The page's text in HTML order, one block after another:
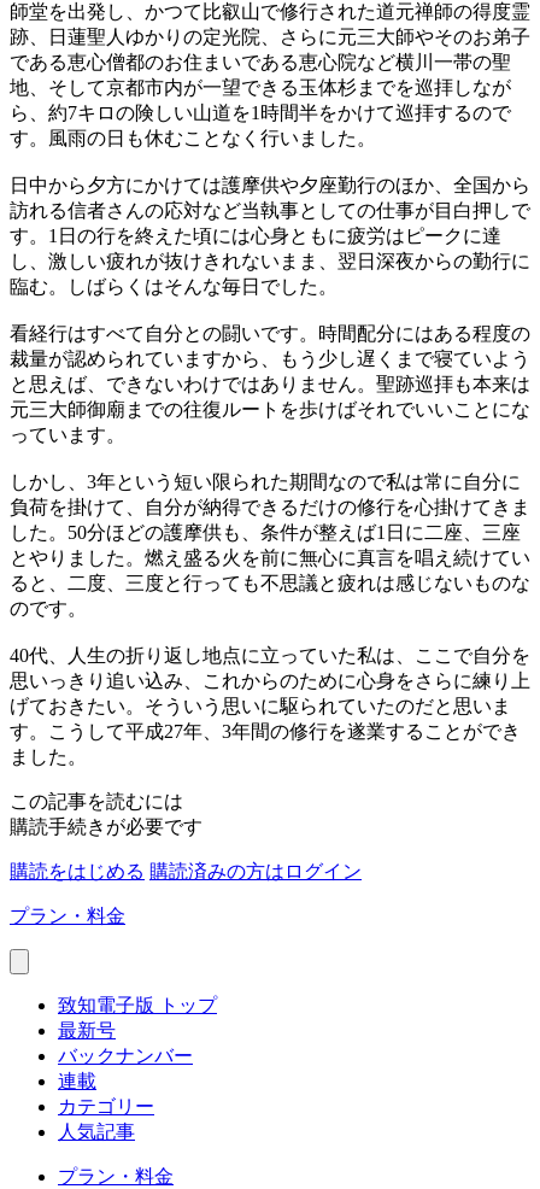
師堂を出発し、かつて比叡山で修行された道元禅師の得度霊
跡、日蓮聖人ゆかりの定光院、さらに元三大師やそのお弟子
である恵心僧都のお住まいである恵心院など横川一帯の聖
地、そして京都市内が一望できる玉体杉までを巡拝しなが
ら、約7キロの険しい山道を1時間半をかけて巡拝するので
す。風雨の日も休むことなく行いました。
日中から夕方にかけては護摩供や夕座勤行のほか、全国から
訪れる信者さんの応対など当執事としての仕事が目白押しで
す。1日の行を終えた頃には心身ともに疲労はピークに達
し、激しい疲れが抜けきれないまま、翌日深夜からの勤行に
臨む。しばらくはそんな毎日でした。
看経行はすべて自分との闘いです。時間配分にはある程度の
裁量が認められていますから、もう少し遅くまで寝ていよう
と思えば、できないわけではありません。聖跡巡拝も本来は
元三大師御廟までの往復ルートを歩けばそれでいいことにな
っています。
しかし、3年という短い限られた期間なので私は常に自分に
負荷を掛けて、自分が納得できるだけの修行を心掛けてきま
した。50分ほどの護摩供も、条件が整えば1日に二座、三座
とやりました。燃え盛る火を前に無心に真言を唱え続けてい
ると、二度、三度と行っても不思議と疲れは感じないものな
のです。
40代、人生の折り返し地点に立っていた私は、ここで自分を
思いっきり追い込み、これからのために心身をさらに練り上
げておきたい。そういう思いに駆られていたのだと思いま
す。こうして平成27年、3年間の修行を遂業することができ
ました。
この記事を読むには
購読手続きが必要です
購読をはじめる 購読済みの方はログイン
プラン・料金
致知電子版 トップ
最新号
バックナンバー
連載
カテゴリー
人気記事
プラン・料金